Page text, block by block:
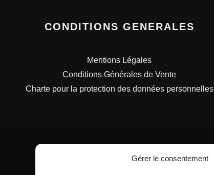
Gérer le consentement
CONDITIONS GENERALES
Mentions Légales
Conditions Générales de Vente
Charte pour la protection des données personnelles